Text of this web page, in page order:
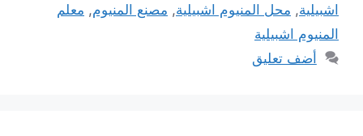
اشبيلية, محل المنيوم اشبيلية, مصنع المنيوم, معلم
المنيوم اشبيلية
أضف تعليق